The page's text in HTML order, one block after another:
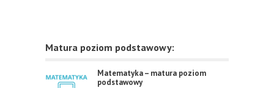
Matura poziom podstawowy:
Matematyka – matura poziom
podstawowy